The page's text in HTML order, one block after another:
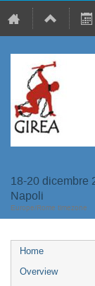
18-20 dicembre
Napoli
Europe/Rome timezone
Home
Overview